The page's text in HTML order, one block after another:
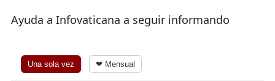
Ayuda a Infovaticana a seguir informando
Una sola vez ❤ Mensual